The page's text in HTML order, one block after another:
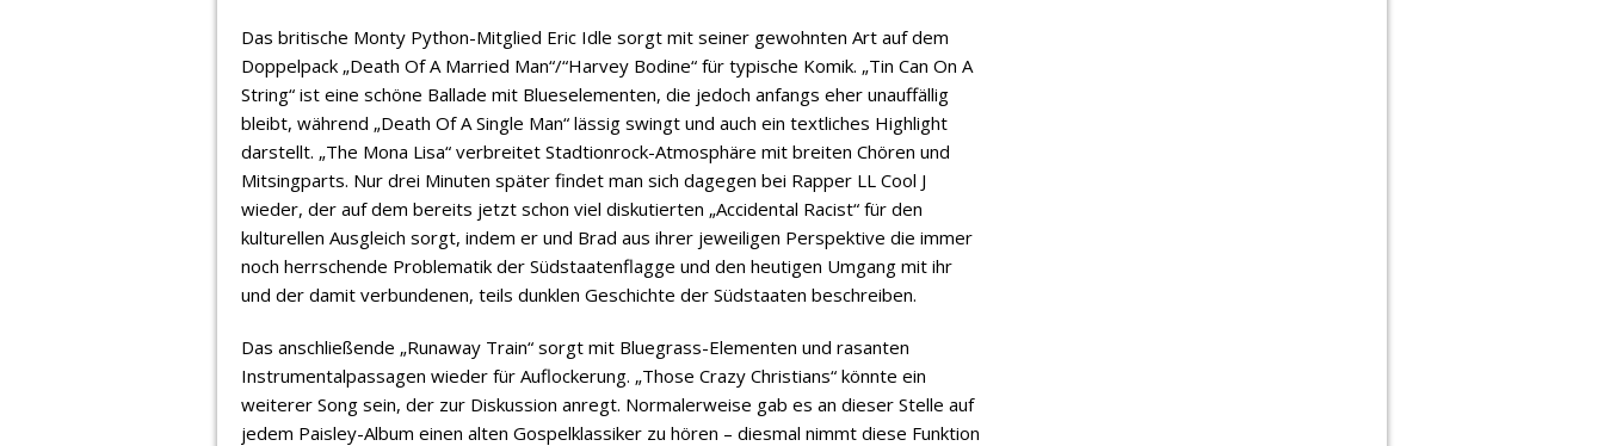
Das britische Monty Python-Mitglied Eric Idle sorgt mit seiner gewohnten Art auf dem
Doppelpack „Death Of A Married Man“/“Harvey Bodine“ für typische Komik. „Tin Can On A
String“ ist eine schöne Ballade mit Blueselementen, die jedoch anfangs eher unauffällig
bleibt, während „Death Of A Single Man“ lässig swingt und auch ein textliches Highlight
darstellt. „The Mona Lisa“ verbreitet Stadtionrock-Atmosphäre mit breiten Chören und
Mitsingparts. Nur drei Minuten später findet man sich dagegen bei Rapper LL Cool J
wieder, der auf dem bereits jetzt schon viel diskutierten „Accidental Racist“ für den
kulturellen Ausgleich sorgt, indem er und Brad aus ihrer jeweiligen Perspektive die immer
noch herrschende Problematik der Südstaatenflagge und den heutigen Umgang mit ihr
und der damit verbundenen, teils dunklen Geschichte der Südstaaten beschreiben.
Das anschließende „Runaway Train“ sorgt mit Bluegrass-Elementen und rasanten
Instrumentalpassagen wieder für Auflockerung. „Those Crazy Christians“ könnte ein
weiterer Song sein, der zur Diskussion anregt. Normalerweise gab es an dieser Stelle auf
jedem Paisley-Album einen alten Gospelklassiker zu hören – diesmal nimmt diese Funktion